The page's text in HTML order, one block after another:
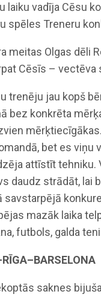
laiku vadīja Cēsu
spēles Treneru
meitas Olgas dēli
Cēsīs – vectēva
trenēju jau kopš
bez konkrēta
bet es viņu
attīstīt tehniku.
daudz strādāt, lai
savstarpējā
mazāk laika
futbols, galda
saknes